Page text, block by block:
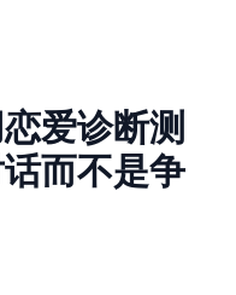
爱诊断测
而不是争